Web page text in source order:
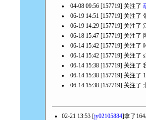
04-08 09:56 [157719] 关注了
06-19 14:51 [157719] 关注了
06-19 14:29 [157719] 关注了
06-18 15:47 [157719] 关注了
06-14 15:42 [157719] 关注了
06-14 15:42 [157719] 关注了
06-14 15:38 [157719] 关注了
06-14 15:38 [157719] 关注了
06-14 15:38 [157719] 关注了
02-21 13:53 [jy02105884]拿了